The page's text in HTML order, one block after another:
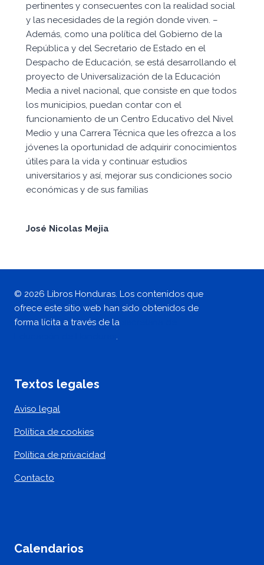
pertinentes y consecuentes con la realidad social
y las necesidades de la región donde viven. –
Además, como una política del Gobierno de la
República y del Secretario de Estado en el
Despacho de Educación, se está desarrollando el
proyecto de Universalización de la Educación
Media a nivel nacional, que consiste en que todos
los municipios, puedan contar con el
funcionamiento de un Centro Educativo del Nivel
Medio y una Carrera Técnica que les ofrezca a los
jóvenes la oportunidad de adquirir conocimientos
útiles para la vida y continuar estudios
universitarios y así, mejorar sus condiciones socio
económicas y de sus familias
José Nicolas Mejia
© 2026 Libros Honduras. Los contenidos que
ofrece este sitio web han sido obtenidos de
forma lícita a través de la
.
Textos legales
Aviso legal
Política de cookies
Política de privacidad
Contacto
Calendarios